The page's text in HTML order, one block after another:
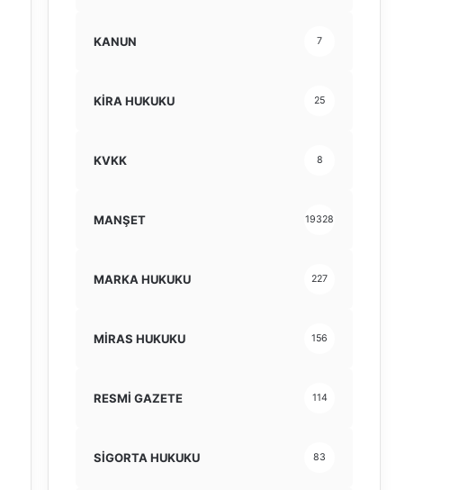
KANUN 7
KİRA HUKUKU 25
KVKK 8
MANŞET 19328
MARKA HUKUKU 227
MİRAS HUKUKU 156
RESMİ GAZETE 114
SİGORTA HUKUKU 83